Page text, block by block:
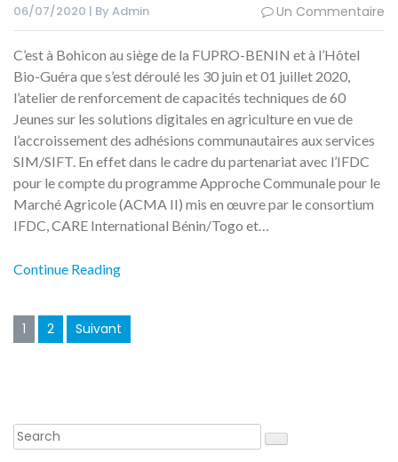
06/07/2020 | By Admin Un Commentaire
C’est à Bohicon au siège de la FUPRO-BENIN et à l’Hôtel
Bio-Guéra que s’est déroulé les 30 juin et 01 juillet 2020,
l’atelier de renforcement de capacités techniques de 60
Jeunes sur les solutions digitales en agriculture en vue de
l’accroissement des adhésions communautaires aux services
SIM/SIFT. En effet dans le cadre du partenariat avec l’IFDC
pour le compte du programme Approche Communale pour le
Marché Agricole (ACMA II) mis en œuvre par le consortium
IFDC, CARE International Bénin/Togo et…
Continue Reading
Pagination
1 2 Suivant